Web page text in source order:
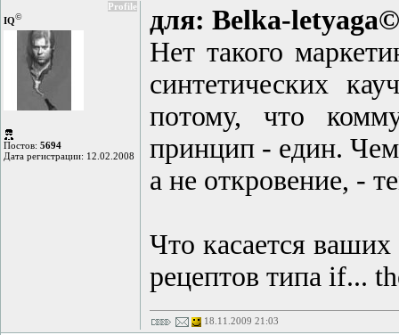
Profile
IQ©
Постов: 5694
Дата регистрации: 12.02.2008
для: Belka-letyaga©
Нет такого
синтетических
потому, что
принцип - един.
а не откровение, -
Что касается
рецептов типа if...
18.11.2009 21:03